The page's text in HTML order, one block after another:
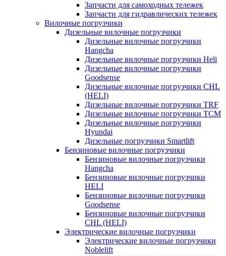
Запчасти для самоходных тележек
Запчасти для гидравлических тележек
Вилочные погрузчики
Дизельные вилочные погрузчики
Дизельные вилочные погрузчики
Hangcha
Дизельные вилочные погрузчики Heli
Дизельные вилочные погрузчики
Goodsense
Дизельные вилочные погрузчики CHL
(HELI)
Дизельные вилочные погрузчики TRF
Дизельные вилочные погрузчики TCM
Дизельные вилочные погрузчики
Hyundai
Дизельные погрузчики Smartlift
Бензиновые вилочные погрузчики
Бензиновые вилочные погрузчики
Hangcha
Бензиновые вилочные погрузчики
HELI
Бензиновые вилочные погрузчики
Goodsense
Бензиновые вилочные погрузчики
CHL (HELI)
Электрические вилочные погрузчики
Электрические вилочные погрузчики
Noblelift